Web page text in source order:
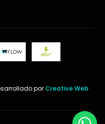
por Creative Web